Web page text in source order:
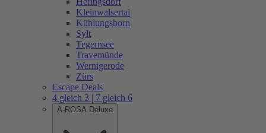
Kleinwalsertal
Kühlungsborn
Sylt
Tegernsee
Travemünde
Wernigerode
Zürs
Escape Deals
4 gleich 3 | 7 gleich 6
A-ROSA Deluxe